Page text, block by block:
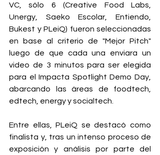
VC, sólo 6 (Creative Food Labs,
Unergy, Saeko Escolar, Entiendo,
Bukest y PLeiQ) fueron seleccionadas
en base al criterio de "Mejor Pitch"
luego de que cada una enviara un
video de 3 minutos para ser elegida
para el Impacta Spotlight Demo Day,
abarcando las áreas de foodtech,
edtech, energy y socialtech.
Entre ellas, PLeiQ se destacó como
finalista y, tras un intenso proceso de
exposición y análisis por parte del